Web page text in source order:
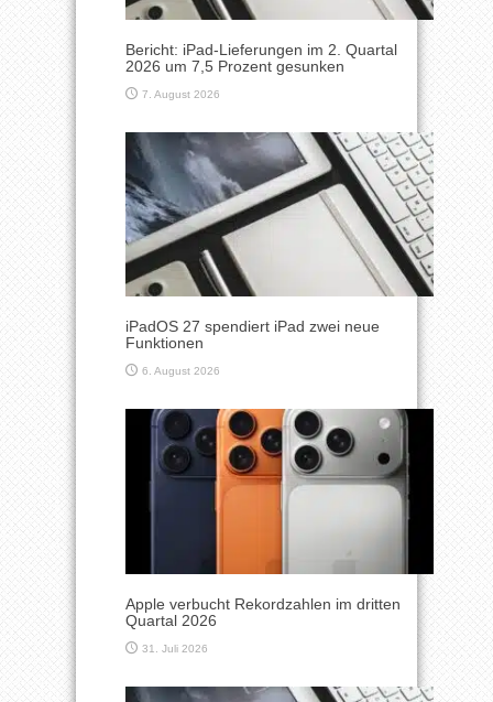
Bericht: iPad-Lieferungen im 2. Quartal
2026 um 7,5 Prozent gesunken
7. August 2026
iPadOS 27 spendiert iPad zwei neue
Funktionen
6. August 2026
Apple verbucht Rekordzahlen im dritten
Quartal 2026
31. Juli 2026